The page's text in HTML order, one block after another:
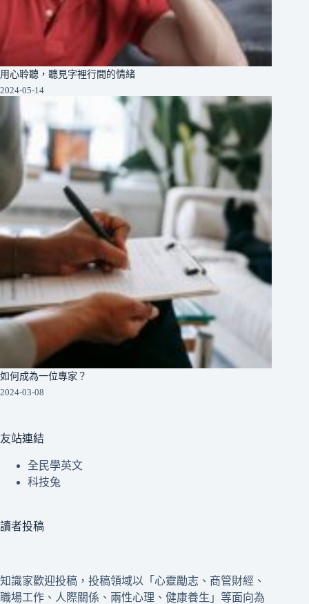
用心聆聽，聽見字裡行間的情緒
2024-05-14
如何成為一位專家？
2024-03-08
友站連結
全民學英文
科技兔
讀者投稿
知識家歡迎投稿，投稿領域以「心靈勵志、商管財經、
職場工作、人際關係、兩性心理、健康養生」等面向為